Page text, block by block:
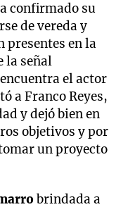
confirmado su
de vereda y
presentes en la
la señal
el actor
a Franco Reyes,
y dejó bien en
objetivos y por
un proyecto
brindada a